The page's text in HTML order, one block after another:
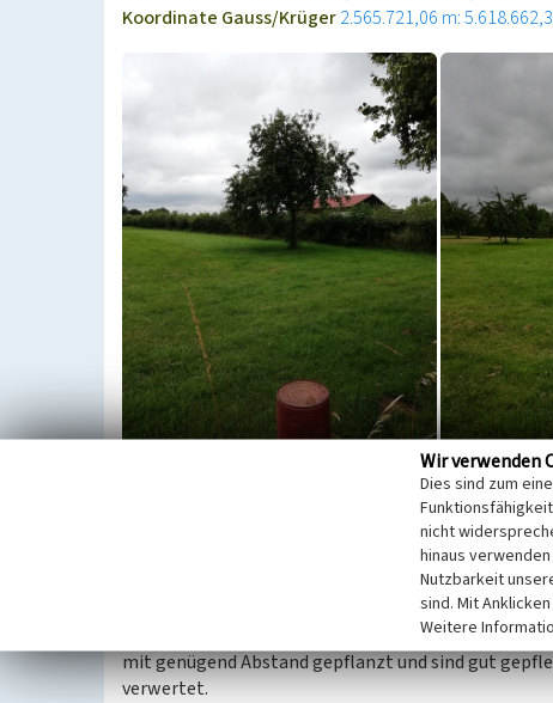
Koordinate Gauss/Krüger2.565.721,06 m:
Die Obstwiese „An den Wolfsneunen“ befindet
Dünstekoven in Swisttal. Hier wachsen alte und
Die Fläche wird als Garten genutzt. Dadurch wird
gemäht, weshalb man hier eine eher artenarme
mit genügend Abstand gepflanzt und sind gut
verwertet.
Wir verwenden
Dies sind zum
nicht
hinaus
Nutzbarkeit
sind. Mit
Weitere